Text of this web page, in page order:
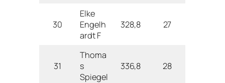
30
Elke
Engelh
ardt F
328,8 27
31
Thoma
s
Spiegel
336,8 28